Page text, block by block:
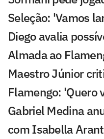
Seleção: 'Vamos
Diego avalia
Almada ao
Maestro Júnior
Flamengo: 'Quero
Gabriel Medina
com Isabella